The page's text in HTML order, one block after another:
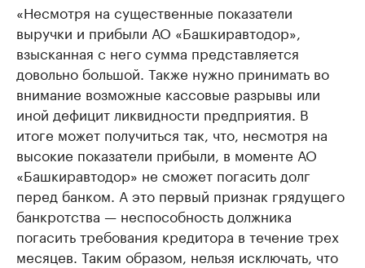
«Несмотря на существенные показатели
выручки и прибыли АО «Башкиравтодор»,
взысканная с него сумма представляется
довольно большой. Также нужно принимать во
внимание возможные кассовые разрывы или
иной дефицит ликвидности предприятия. В
итоге может получиться так, что, несмотря на
высокие показатели прибыли, в моменте АО
«Башкиравтодор» не сможет погасить долг
перед банком. А это первый признак грядущего
банкротства — неспособность должника
погасить требования кредитора в течение трех
месяцев. Таким образом, нельзя исключать, что